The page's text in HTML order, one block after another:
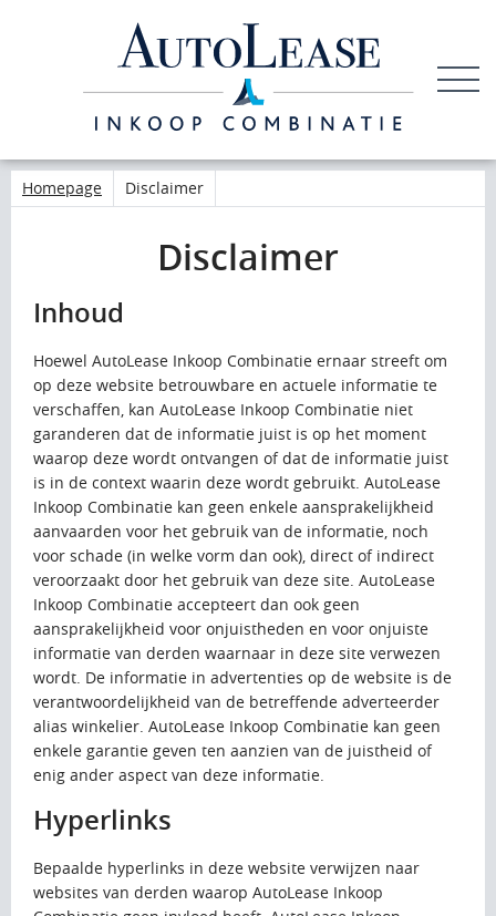
LEDEN
Homepage Disclaimer
Disclaimer
Inhoud
Hoewel AutoLease Inkoop Combinatie ernaar streeft om
op deze website betrouwbare en actuele informatie te
verschaffen, kan AutoLease Inkoop Combinatie niet
garanderen dat de informatie juist is op het moment
waarop deze wordt ontvangen of dat de informatie juist
is in de context waarin deze wordt gebruikt. AutoLease
Inkoop Combinatie kan geen enkele aansprakelijkheid
aanvaarden voor het gebruik van de informatie, noch
voor schade (in welke vorm dan ook), direct of indirect
veroorzaakt door het gebruik van deze site. AutoLease
Inkoop Combinatie accepteert dan ook geen
aansprakelijkheid voor onjuistheden en voor onjuiste
informatie van derden waarnaar in deze site verwezen
wordt. De informatie in advertenties op de website is de
verantwoordelijkheid van de betreffende adverteerder
alias winkelier. AutoLease Inkoop Combinatie kan geen
enkele garantie geven ten aanzien van de juistheid of
enig ander aspect van deze informatie.
Hyperlinks
Bepaalde hyperlinks in deze website verwijzen naar
websites van derden waarop AutoLease Inkoop